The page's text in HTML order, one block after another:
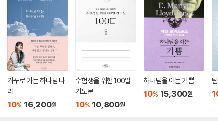
거꾸로 가는 하나님 나
라
10% 16,200원
수험생을 위한 100일
기도문
10% 10,800원
하나님을 아는 기쁨
10% 15,300원